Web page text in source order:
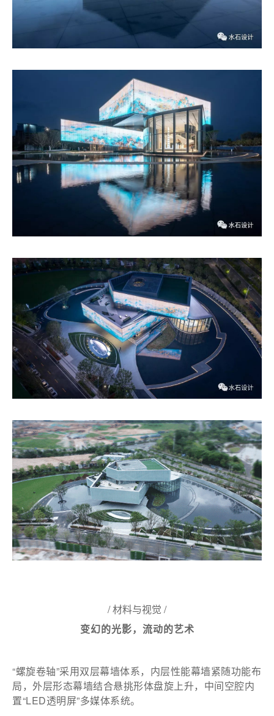
/ 材料与视觉 /
变幻的光影，流动的艺术
“螺旋卷轴”采用双层幕墙体系，内层性能幕墙紧随功能布
局，外层形态幕墙结合悬挑形体盘旋上升，中间空腔内
置“LED透明屏”多媒体系统。